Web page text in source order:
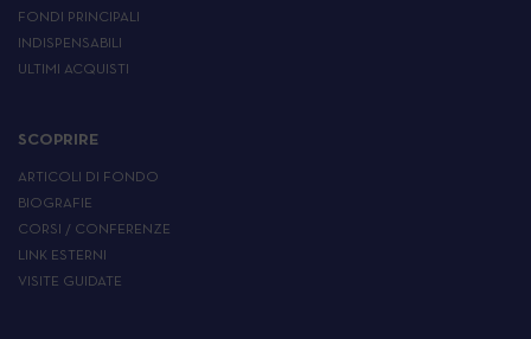
FONDI PRINCIPALI
INDISPENSABILI
ULTIMI ACQUISTI
SCOPRIRE
ARTICOLI DI FONDO
BIOGRAFIE
CORSI / CONFERENZE
LINK ESTERNI
VISITE GUIDATE